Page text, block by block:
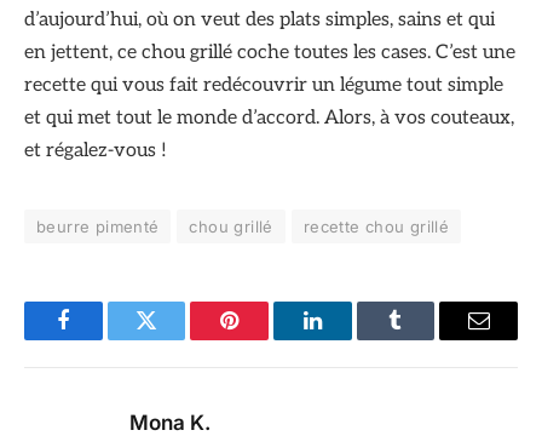
d’aujourd’hui, où on veut des plats simples, sains et qui
en jettent, ce chou grillé coche toutes les cases. C’est une
recette qui vous fait redécouvrir un légume tout simple
et qui met tout le monde d’accord. Alors, à vos couteaux,
et régalez-vous !
beurre pimenté chou grillé recette chou grillé
FacebookTwitter Pinterest LinkedInTumblr Email
Mona K.